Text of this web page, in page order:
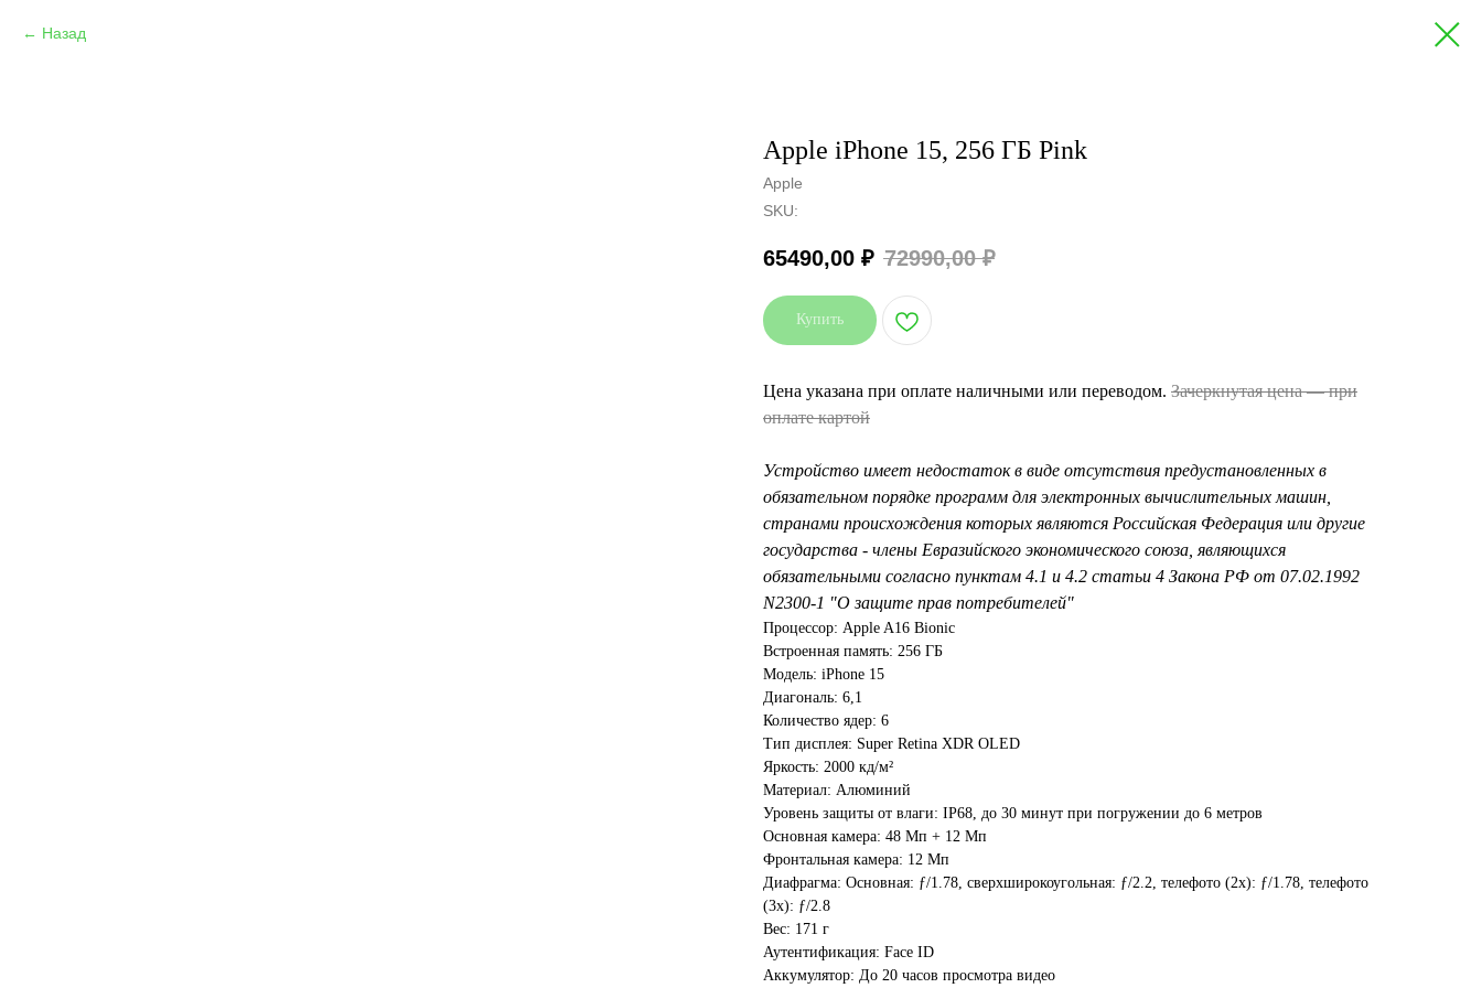
Назад
Apple iPhone 15, 256 ГБ Pink
Apple
SKU:
65490,00 ₽ 72990,00 ₽
Купить
Цена указана при оплате наличными или переводом. Зачеркнутая цена — при
оплате картой
Устройство имеет недостаток в виде отсутствия предустановленных в
обязательном порядке программ для электронных вычислительных машин,
странами происхождения которых являются Российская Федерация или другие
государства - члены Евразийского экономического союза, являющихся
обязательными согласно пунктам 4.1 и 4.2 статьи 4 Закона РФ от 07.02.1992
N2300-1 "О защите прав потребителей"
Процессор: Apple A16 Bionic
Встроенная память: 256 ГБ
Модель: iPhone 15
Диагональ: 6,1
Количество ядер: 6
Тип дисплея: Super Retina XDR OLED
Яркость: 2000 кд/м²
Материал: Алюминий
Уровень защиты от влаги: IP68, до 30 минут при погружении до 6 метров
Основная камера: 48 Мп + 12 Мп
Фронтальная камера: 12 Мп
Диафрагма: Основная: ƒ/1.78, сверхшироко­угольная: ƒ/2.2, телефото (2x): ƒ/1.78, телефото
(3x): ƒ/2.8
Вес: 171 г
Аутентификация: Face ID
Аккумулятор: До 20 часов просмотра видео